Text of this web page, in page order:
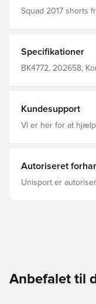
Squad 2017 shorts fra adidas. Disse
Specifikationer
BK4772, 202658,
Kundesupport
Vi er her for at
Autoriseret
Unisport er
Anbefalet til